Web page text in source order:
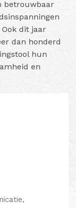
betrouwbaar
dit jaar
dan honderd
hun
en